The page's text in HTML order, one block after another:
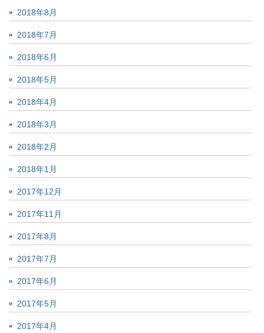
2018年8月
2018年7月
2018年6月
2018年5月
2018年4月
2018年3月
2018年2月
2018年1月
2017年12月
2017年11月
2017年8月
2017年7月
2017年6月
2017年5月
2017年4月